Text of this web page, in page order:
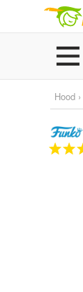
Hood ›